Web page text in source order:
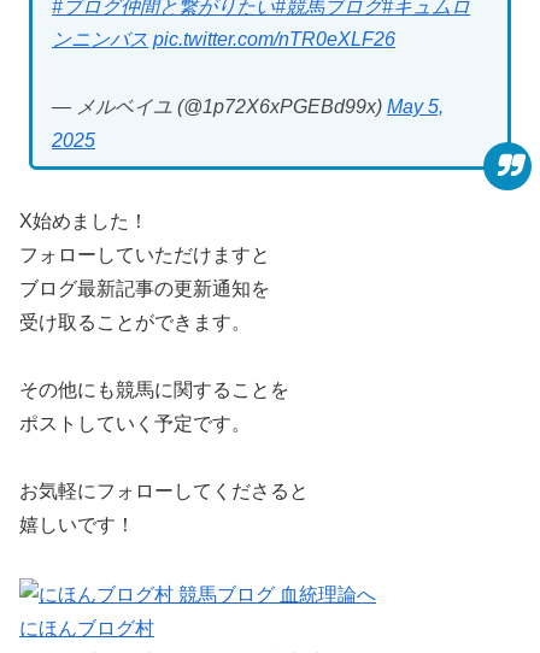
#ブログ仲間と繋がりたい#競馬ブログ#キュムロ
ンニンバス pic.twitter.com/nTR0eXLF26
— メルベイユ (@1p72X6xPGEBd99x) May 5,
2025
X始めました！
フォローしていただけますと
ブログ最新記事の更新通知を
受け取ることができます。
その他にも競馬に関することを
ポストしていく予定です。
お気軽にフォローしてくださると
嬉しいです！
にほんブログ村